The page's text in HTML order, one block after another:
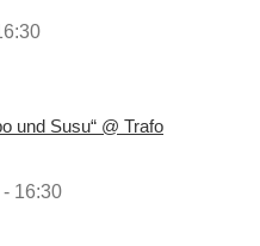
und Susu“ @ Trafo
- 16:30